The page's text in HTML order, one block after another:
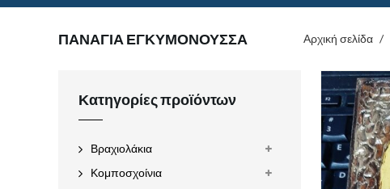
ΠΑΝΑΓΙΑ ΕΓΚΥΜΟΝΟΥΣΣΑ Αρχική σελίδα /
Κατηγορίες προϊόντων
Βραχιολάκια
Κομποσχοίνια